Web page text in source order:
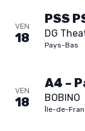
VEN
18
PSS
DG
Pays-Bas
VEN
18
A4 –
BOBINO
Île-de-